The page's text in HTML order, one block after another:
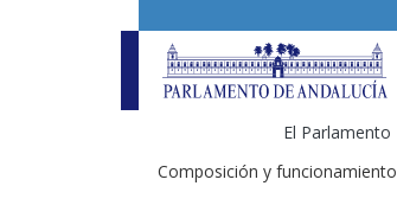
El Parlamento
Composición y funcionamiento